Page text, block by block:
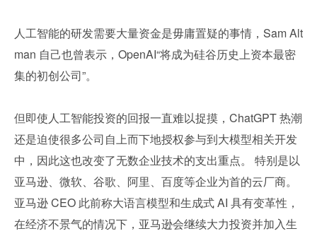
人工智能的研发需要大量资金是毋庸置疑的事情，Sam Alt
man 自己也曾表示，OpenAI“将成为硅谷历史上资本最密
集的初创公司”。
但即使人工智能投资的回报一直难以捉摸，ChatGPT 热潮
还是迫使很多公司自上而下地授权参与到大模型相关开发
中，因此这也改变了无数企业技术的支出重点。 特别是以
亚马逊、微软、谷歌、阿里、百度等企业为首的云厂商。
亚马逊 CEO 此前称大语言模型和生成式 AI 具有变革性，
在经济不景气的情况下，亚马逊会继续大力投资并加入生